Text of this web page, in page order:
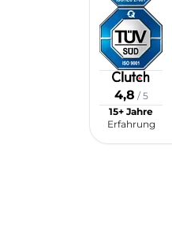
4,8 / 5
15+ Jahre
Erfahrung